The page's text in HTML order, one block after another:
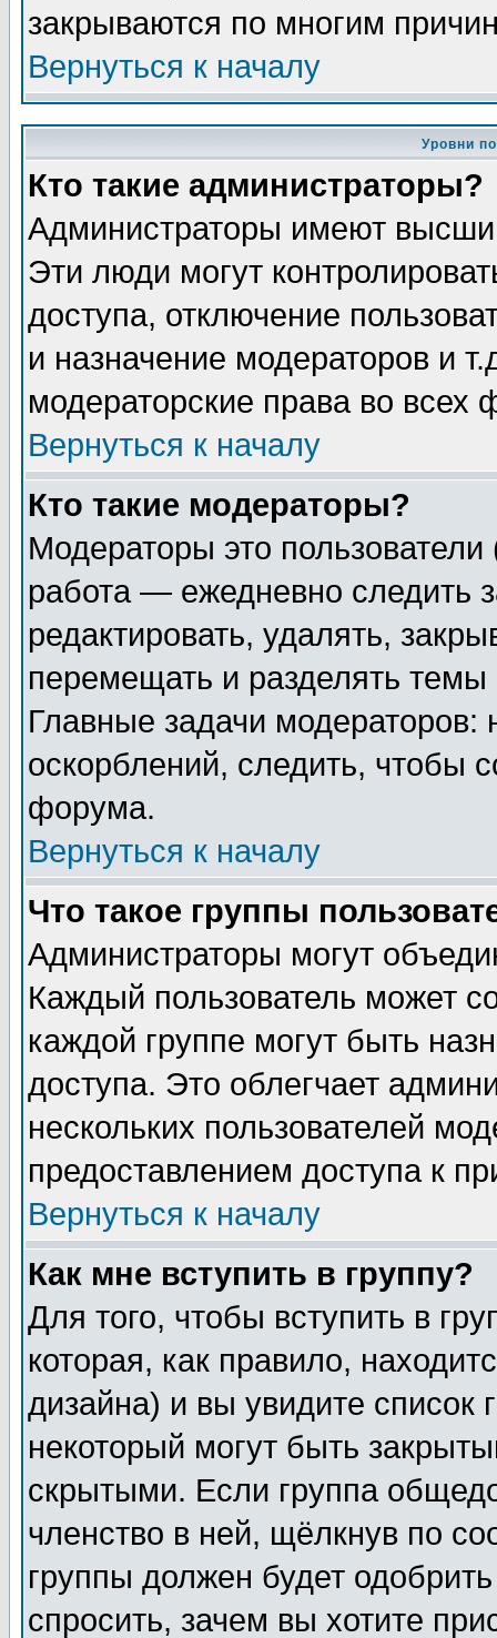
закрываются по многим
Вернуться к началу
Уровни
Кто такие администраторы?
Администраторы имеют
Эти люди могут
доступа, отключение
и назначение модераторов и
модераторские права во всех
Вернуться к началу
Кто такие модераторы?
Модераторы это
работа — ежедневно следить
редактировать, удалять,
перемещать и разделять
Главные задачи
оскорблений, следить, чтобы
форума.
Вернуться к началу
Что такое группы
Администраторы могут
Каждый пользователь может
каждой группе могут быть
доступа. Это облегчает
нескольких пользователей
предоставлением доступа к
Вернуться к началу
Как мне вступить в группу?
Для того, чтобы вступить в
которая, как правило,
дизайна) и вы увидите список
некоторый могут быть
скрытыми. Если группа
членство в ней, щёлкнув по
группы должен будет
спросить, зачем вы хотите